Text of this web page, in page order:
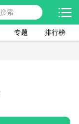
专题 排行榜